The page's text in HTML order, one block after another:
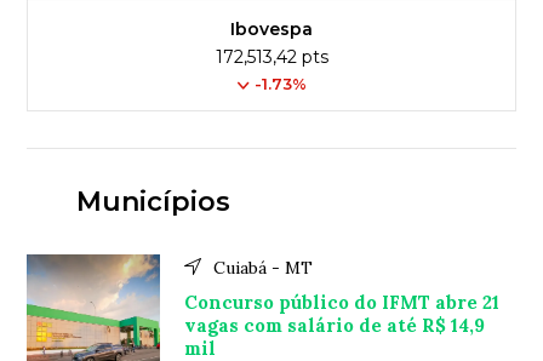
Ibovespa
172,513,42 pts
-1.73%
Municípios
Cuiabá - MT
Concurso público do IFMT abre 21
vagas com salário de até R$ 14,9
mil